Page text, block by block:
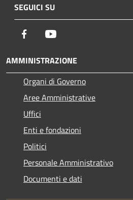
SEGUICI SU
Facebook
AMMINISTRAZIONE
Organi di Governo
Aree Amministrative
Uffici
Enti e fondazioni
Politici
Personale Amministrativo
Documenti e dati